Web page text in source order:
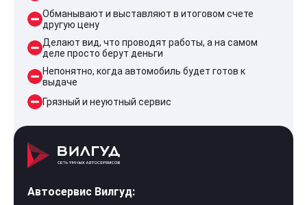
Обманывают и выставляют в итоговом счете
другую цену
Делают вид, что проводят работы, а на самом
деле просто берут деньги
Непонятно, когда автомобиль будет готов к
выдаче
Грязный и неуютный сервис
Автосервис Вилгуд: